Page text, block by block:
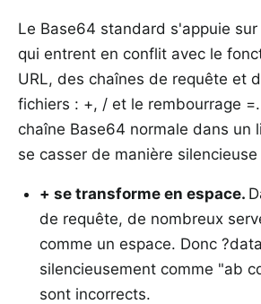
Le Base64 standard s'appuie
qui entrent en conflit avec le
URL, des chaînes de requête et
fichiers : +, / et le rembourrage
chaîne Base64 normale dans un
se casser de manière silencieuse
+ se transforme en espace.
de requête, de nombreux
comme un espace. Donc
silencieusement comme "ab
sont incorrects.